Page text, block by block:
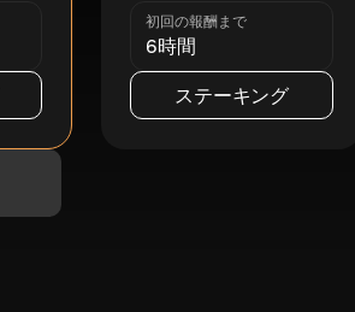
初回の報酬まで
6時間
ステーキング